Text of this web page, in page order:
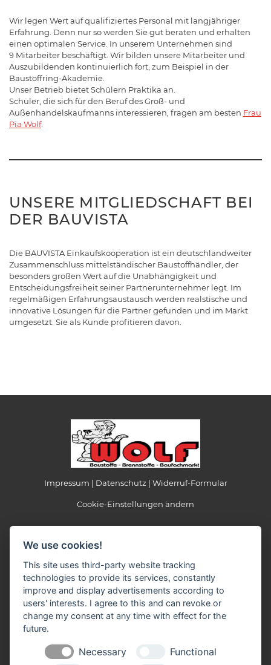
Wir legen Wert auf qualifiziertes Personal mit langjähriger
Erfahrung. Denn nur so werden Sie gut beraten und erhalten
einen optimalen Service. In unserem Unternehmen sind
9 Mitarbeiter beschäftigt. Wir bilden unsere Mitarbeiter und
Auszubildenden kontinuierlich fort, zum Beispiel in der
Baustoffring-Akademie.
Unser Betrieb bietet Schülern Praktika an.
Schüler, die sich für den Beruf des Groß- und
Außenhandelskaufmanns interessieren, fragen am besten Frau
Pia Wolf.
UNSERE MITGLIEDSCHAFT BEI
DER BAUVISTA
Die BAUVISTA Einkaufskooperation ist ein deutschlandweiter
Zusammenschluss mittelständischer Baustoffhändler, der
besonders großen Wert auf die Unabhängigkeit und
Entscheidungsfreiheit seiner Partnerunternehmer legt. Im
regelmäßigen Erfahrungsaustausch werden realstische und
innovative Lösungen für die Partner gefunden und im Markt
umgesetzt. Sie als Kunde profitieren davon.
Impressum Datenschutz Widerruf-Formular
Cookie-Einstellungen ändern
Baustoffe - Brennstoffe - Baufachmarkt
56414 Meudt
Tel: 0 64 35 / 9 69 70 - 0
Fax: 0 64 35 / 9 69 70 - 10
Mail:
info(at)wolf-baustoffe.de
07.00 - 17.00 Uhr
We use cookies!
This site uses third-party website tracking
technologies to provide its services, constantly
improve and display advertisements according to
users' interests. I agree to this and can revoke or
change my consent at any time with effect for the
future.
Necessary
Functional